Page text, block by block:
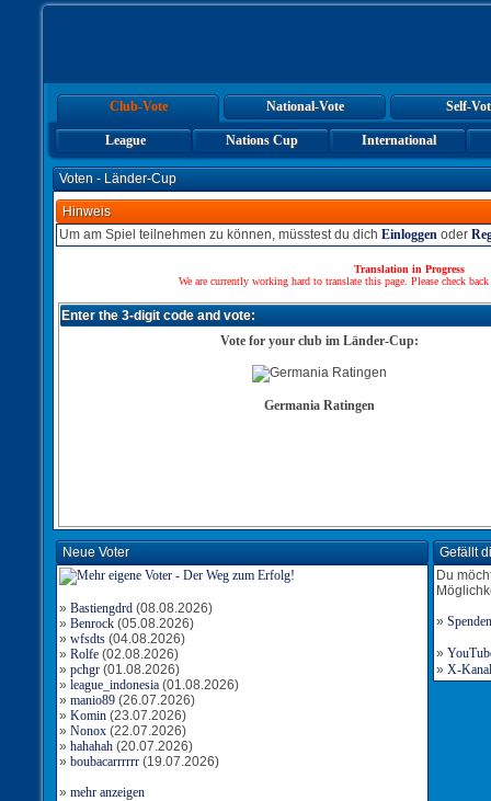
Club-Vote National-Vote Self-
League Nations Cup International
Voten - Länder-Cup
Hinweis
Um am Spiel teilnehmen zu können, müsstest du dich Einloggen oder
Translation in Progress
We are currently working hard to translate this page. Please check
Enter the 3-digit code and vote:
Vote for your club im Länder-Cup:
Germania Ratingen
Neue Voter
» Bastiengdrd (08.08.2026)
» Benrock (05.08.2026)
» wfsdts (04.08.2026)
» Rolfe (02.08.2026)
» pchgr (01.08.2026)
» league_indonesia (01.08.2026)
» manio89 (26.07.2026)
» Komin (23.07.2026)
» Nonox (22.07.2026)
» hahahah (20.07.2026)
» boubacarrrrrr (19.07.2026)
» mehr anzeigen
Gefällt
Du
» Spenden
»
» X-